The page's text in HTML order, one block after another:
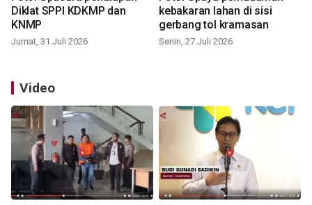
Diklat SPPI KDKMP dan
KNMP
Jumat, 31 Juli 2026
kebakaran lahan di sisi
gerbang tol kramasan
Senin, 27 Juli 2026
Video